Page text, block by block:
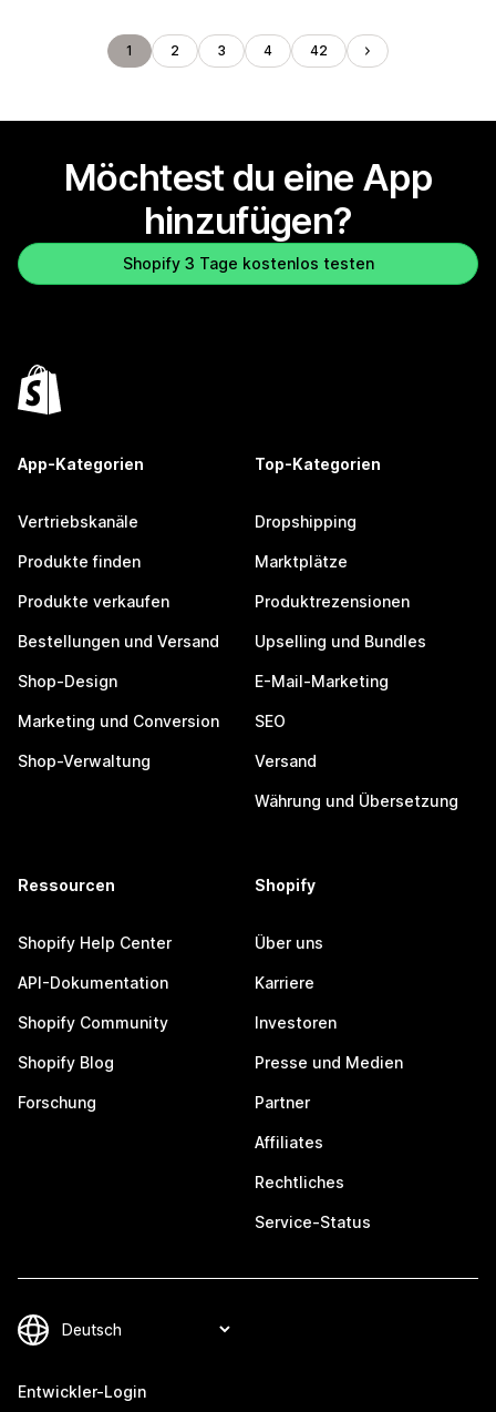
1 2 3 4 42
Möchtest du eine App
hinzufügen?
Shopify 3 Tage kostenlos testen
App-Kategorien
Vertriebskanäle
Produkte finden
Produkte verkaufen
Bestellungen und Versand
Shop-Design
Marketing und Conversion
Shop-Verwaltung
Top-Kategorien
Dropshipping
Marktplätze
Produktrezensionen
Upselling und Bundles
E-Mail-Marketing
SEO
Versand
Währung und Übersetzung
Ressourcen
Shopify Help Center
API-Dokumentation
Shopify Community
Shopify Blog
Forschung
Shopify
Über uns
Karriere
Investoren
Presse und Medien
Partner
Affiliates
Rechtliches
Service-Status
Entwickler-Login